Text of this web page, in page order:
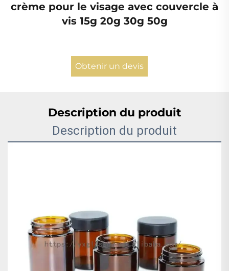
crème pour le visage avec couvercle à
vis 15g 20g 30g 50g
Obtenir un devis
Description du produit
Description du produit